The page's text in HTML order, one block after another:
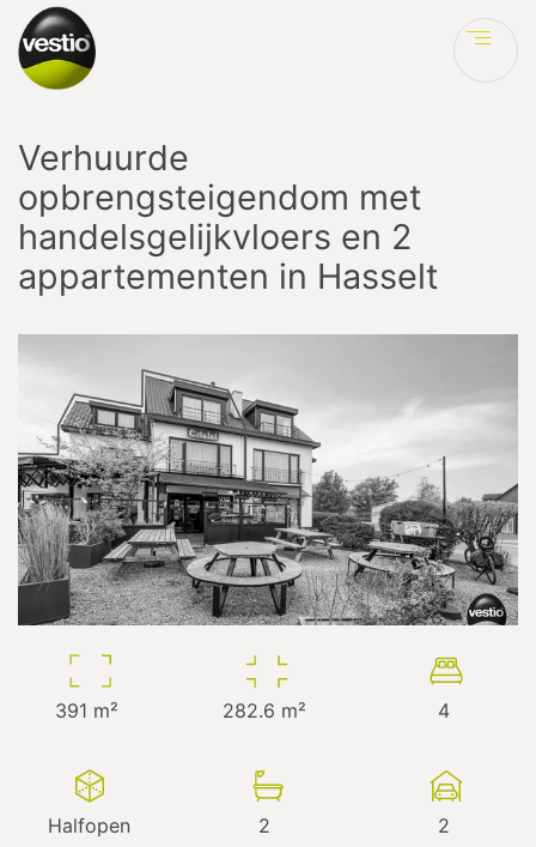
Verhuurde
opbrengsteigendom met
handelsgelijkvloers en 2
appartementen in Hasselt
391 m² 282.6 m² 4
Halfopen 2 2